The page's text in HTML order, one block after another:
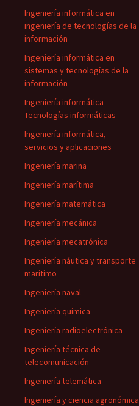
Ingeniería informática en
ingeniería de tecnologías de la
información
Ingeniería informática en
sistemas y tecnologías de la
información
Ingeniería informática-
Tecnologías informáticas
Ingeniería informática,
servicios y aplicaciones
Ingeniería marina
Ingeniería marítima
Ingeniería matemática
Ingeniería mecánica
Ingeniería mecatrónica
Ingeniería náutica y transporte
marítimo
Ingeniería naval
Ingeniería química
Ingeniería radioelectrónica
Ingeniería técnica de
telecomunicación
Ingeniería telemática
Ingeniería y ciencia agronómica